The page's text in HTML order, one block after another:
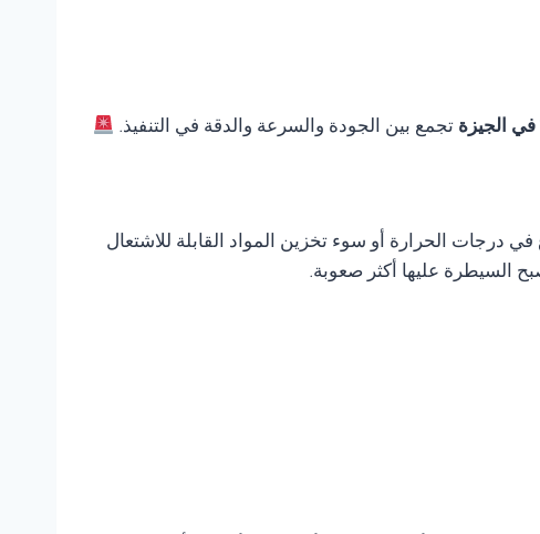
تجمع بين الجودة والسرعة والدقة في التنفيذ.
درجات الحرارة أو سوء تخزين المواد القابلة للاشتعال
السيطرة عليها أكثر صعوبة.